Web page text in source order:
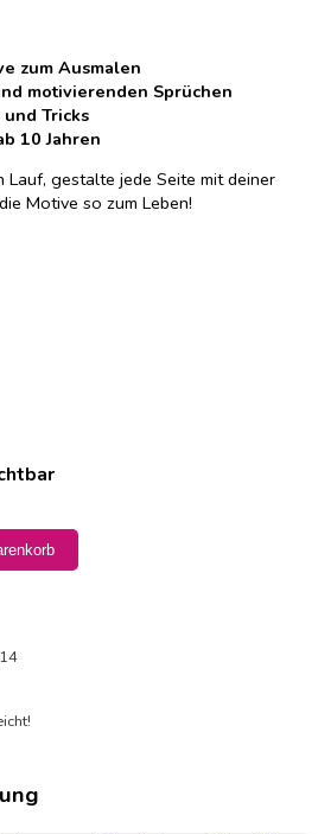
zum Ausmalen
motivierenden Sprüchen
Tricks
10 Jahren
Lauf, gestalte jede Seite mit deiner
Motive so zum Leben!